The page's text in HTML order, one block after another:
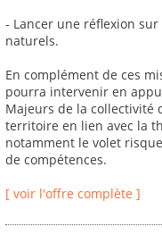
- Lancer une réflexion
naturels.
En complément de ces
pourra intervenir en
Majeurs de la collectivité
territoire en lien avec la
notamment le volet
de compétences.
[ voir l'offre complète ]